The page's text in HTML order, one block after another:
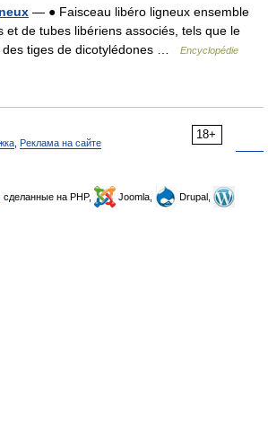
— ● Faisceau libéro ligneux ensemble
et de tubes libériens associés, tels que le
des tiges de dicotylédones …
Encyclopédie
18+
Реклама на сайте
, сделанные на PHP, Joomla,
Drupal,